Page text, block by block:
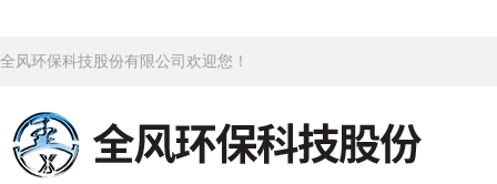
全风环保科技股份有限公司欢迎您！